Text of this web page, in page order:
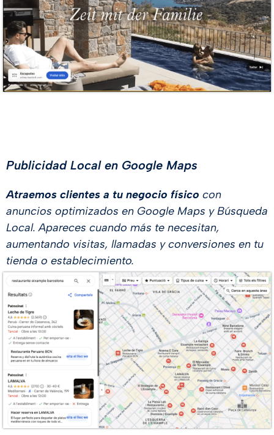
Publicidad Local en Google Maps
Atraemos clientes a tu negocio físico con
anuncios optimizados en Google Maps y Búsqueda
Local. Apareces cuando más te necesitan,
aumentando visitas, llamadas y conversiones en tu
tienda o establecimiento.